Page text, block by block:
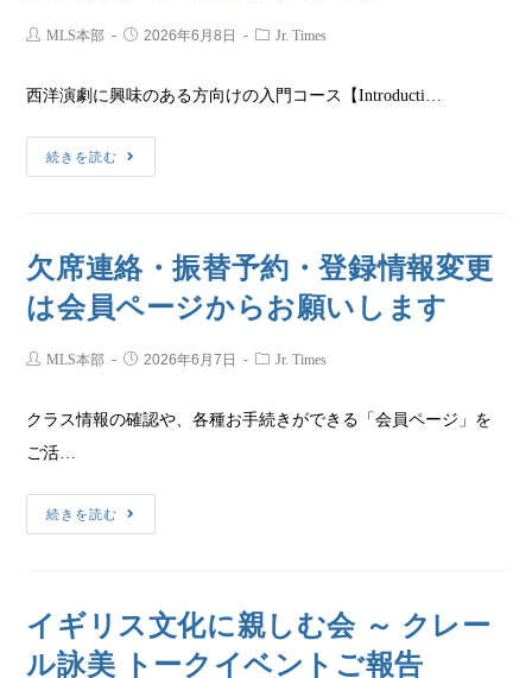
MLS本部 2026年6月8日 Jr. Times
西洋演劇に興味のある方向けの入門コース【Introducti…
続きを読む
欠席連絡・振替予約・登録情報変更
は会員ページからお願いします
MLS本部 2026年6月7日 Jr. Times
クラス情報の確認や、各種お手続きができる「会員ページ」を
ご活…
続きを読む
イギリス文化に親しむ会 ～ クレー
ル詠美 トークイベントご報告